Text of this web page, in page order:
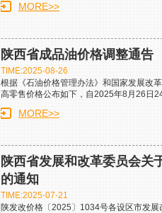
MORE>>
陕西省成品油价格调整通告
TIME:2025-08-26
根据《石油价格管理办法》和国家发展改
高零售价格公布如下，自2025年8月26日
MORE>>
陕西省发展和改革委员会关
的通知
TIME:2025-07-21
陕发改价格〔2025〕1034号各设区市发